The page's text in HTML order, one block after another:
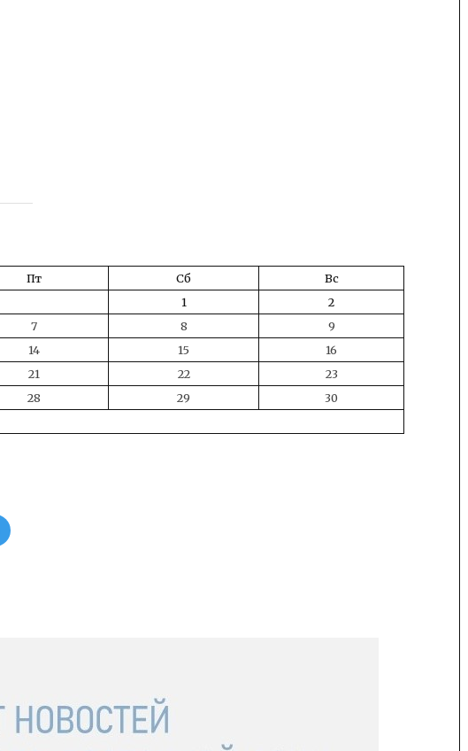
Пт Сб
Вс
1
2
7 8
9
14 15
16
21 22
23
28 29
30